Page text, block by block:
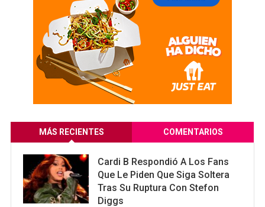
MÁS RECIENTES COMENTARIOS
Cardi B Respondió A Los Fans
Que Le Piden Que Siga Soltera
Tras Su Ruptura Con Stefon
Diggs